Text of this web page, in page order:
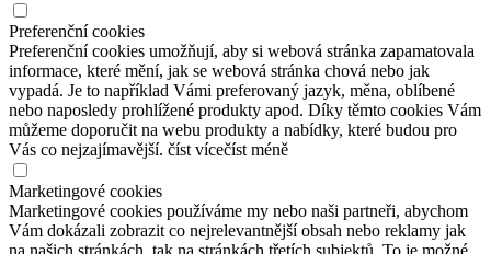
Preferenční cookies
Preferenční cookies umožňují, aby si webová stránka zapamatovala
informace, které mění, jak se webová stránka chová nebo jak
vypadá. Je to například Vámi preferovaný jazyk, měna, oblíbené
nebo naposledy prohlížené produkty apod. Díky těmto cookies Vám
můžeme doporučit na webu produkty a nabídky, které budou pro
Vás co nejzajímavější. číst vícečíst méně
Marketingové cookies
Marketingové cookies používáme my nebo naši partneři, abychom
Vám dokázali zobrazit co nejrelevantnější obsah nebo reklamy jak
na našich stránkách, tak na stránkách třetích subjektů. To je možné